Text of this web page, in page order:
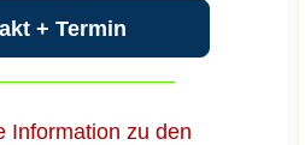
+ Termin
Information zu den